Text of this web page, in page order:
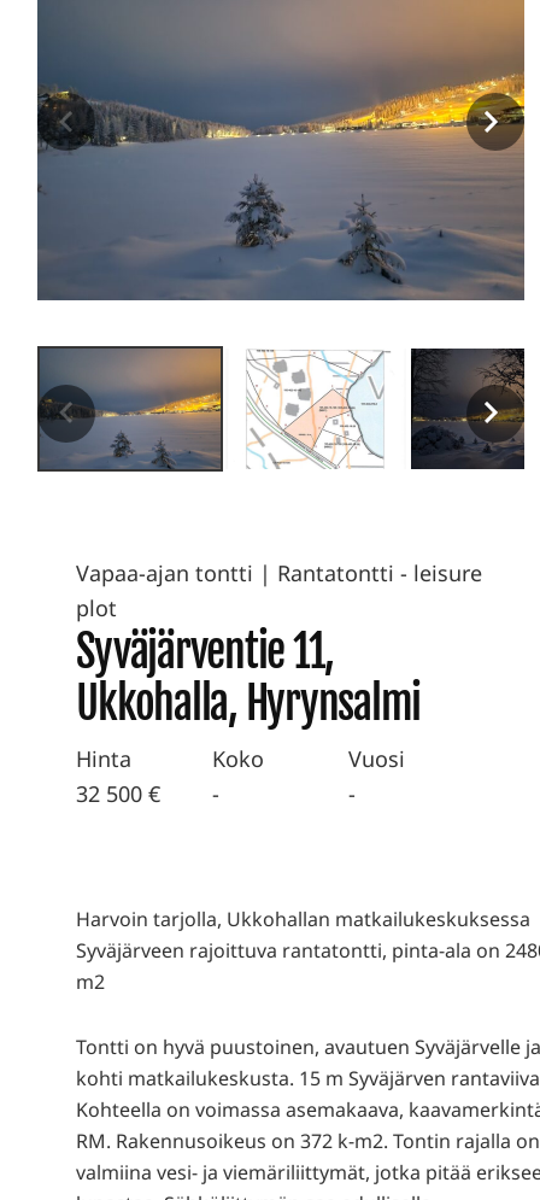
Vapaa-ajan tontti | Rantatontti - leisure
plot
Syväjärventie 11,
Ukkohalla, Hyrynsalmi
Hinta
32 500 €
Koko
-
Vuosi
-
Harvoin tarjolla, Ukkohallan matkailukeskuksessa
Syväjärveen rajoittuva rantatontti, pinta-ala on
m2
Tontti on hyvä puustoinen, avautuen Syväjärvelle
kohti matkailukeskusta. 15 m Syväjärven
Kohteella on voimassa asemakaava,
RM. Rakennusoikeus on 372 k-m2. Tontin rajalla on
valmiina vesi- ja viemäriliittymät, jotka pitää